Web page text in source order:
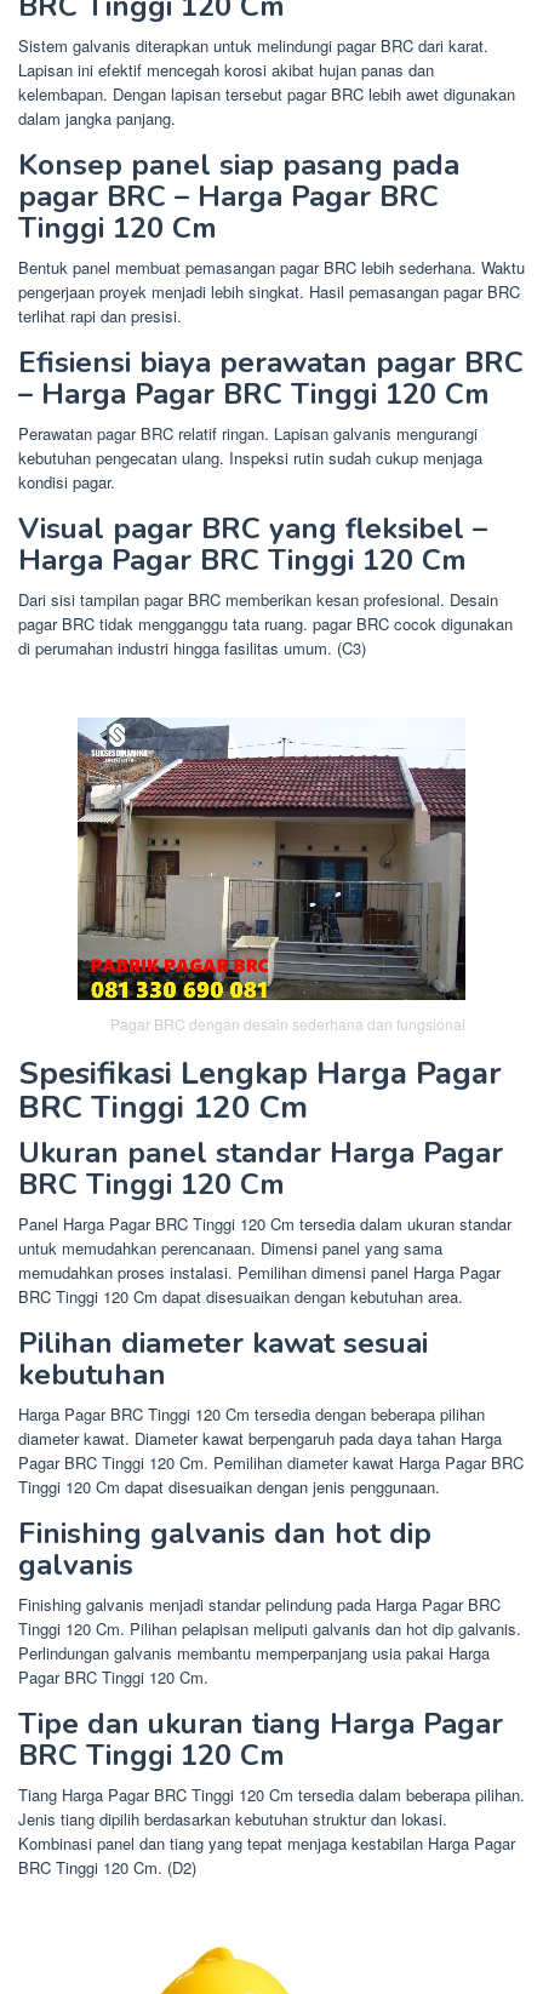
Sistem galvanis diterapkan untuk melindungi pagar BRC dari karat.
Lapisan ini efektif mencegah korosi akibat hujan panas dan
kelembapan. Dengan lapisan tersebut pagar BRC lebih awet digunakan
dalam jangka panjang.
Konsep panel siap pasang pada
pagar BRC – Harga Pagar BRC
Tinggi 120 Cm
Bentuk panel membuat pemasangan pagar BRC lebih sederhana. Waktu
pengerjaan proyek menjadi lebih singkat. Hasil pemasangan pagar BRC
terlihat rapi dan presisi.
Efisiensi biaya perawatan pagar BRC
– Harga Pagar BRC Tinggi 120 Cm
Perawatan pagar BRC relatif ringan. Lapisan galvanis mengurangi
kebutuhan pengecatan ulang. Inspeksi rutin sudah cukup menjaga
kondisi pagar.
Visual pagar BRC yang fleksibel –
Harga Pagar BRC Tinggi 120 Cm
Dari sisi tampilan pagar BRC memberikan kesan profesional. Desain
pagar BRC tidak mengganggu tata ruang. pagar BRC cocok digunakan
di perumahan industri hingga fasilitas umum. (C3)
Pagar BRC dengan desain sederhana dan fungsional
Spesifikasi Lengkap Harga Pagar
BRC Tinggi 120 Cm
Ukuran panel standar Harga Pagar
BRC Tinggi 120 Cm
Panel Harga Pagar BRC Tinggi 120 Cm tersedia dalam ukuran standar
untuk memudahkan perencanaan. Dimensi panel yang sama
memudahkan proses instalasi. Pemilihan dimensi panel Harga Pagar
BRC Tinggi 120 Cm dapat disesuaikan dengan kebutuhan area.
Pilihan diameter kawat sesuai
kebutuhan
Harga Pagar BRC Tinggi 120 Cm tersedia dengan beberapa pilihan
diameter kawat. Diameter kawat berpengaruh pada daya tahan Harga
Pagar BRC Tinggi 120 Cm. Pemilihan diameter kawat Harga Pagar BRC
Tinggi 120 Cm dapat disesuaikan dengan jenis penggunaan.
Finishing galvanis dan hot dip
galvanis
Finishing galvanis menjadi standar pelindung pada Harga Pagar BRC
Tinggi 120 Cm. Pilihan pelapisan meliputi galvanis dan hot dip galvanis.
Perlindungan galvanis membantu memperpanjang usia pakai Harga
Pagar BRC Tinggi 120 Cm.
Tipe dan ukuran tiang Harga Pagar
BRC Tinggi 120 Cm
Tiang Harga Pagar BRC Tinggi 120 Cm tersedia dalam beberapa pilihan.
Jenis tiang dipilih berdasarkan kebutuhan struktur dan lokasi.
Kombinasi panel dan tiang yang tepat menjaga kestabilan Harga Pagar
BRC Tinggi 120 Cm. (D2)